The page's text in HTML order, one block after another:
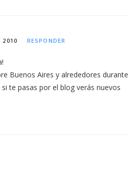
2010 RESPONDER
Buenos Aires y alrededores durante
te pasas por el blog verás nuevos